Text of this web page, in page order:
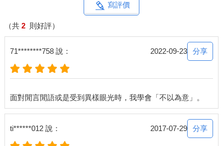
現在的自己則較不會輕易嫉妒他人，不是因為有了一點點成績的
關係，而是打從心裡面發現到了：「自己一定也擁有著別人想要
的東西吧。」
這跟自己是否功成名就或是擁有多大的財富無關，就像是單身的
人迫切想要談戀愛，結婚的人看到單身的人無所拘束也心生羨
慕，人就是這樣的生物，會不斷尋求自己缺乏的東西。
己一樣。其實自己也有特別的專長。只要可以這樣想，心裡就會
感覺安穩許多。更糟糕的是，嫉妒會蒙蔽我們的眼睛。
因為太想擁有而忽略了那樣東西其實根本就不適合自己。
寫評價
（共 2 則好評）
71********758 說： 2022-09-23 分享
ti******012 說： 2017-07-29 分享